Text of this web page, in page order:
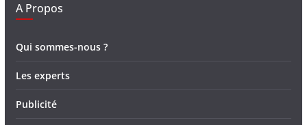
A Propos
Qui sommes-nous ?
Les experts
Publicité